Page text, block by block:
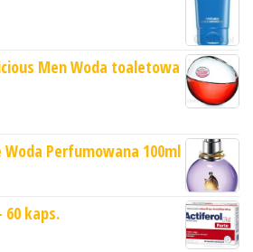
Men Woda toaletowa
Woda Perfumowana 100ml
60 kaps.